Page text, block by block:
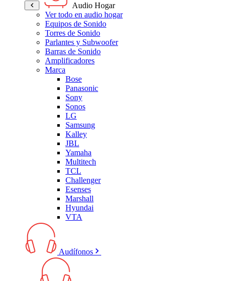
Audio Hogar
Ver todo en audio hogar
Equipos de Sonido
Torres de Sonido
Parlantes y Subwoofer
Barras de Sonido
Amplificadores
Marca
Bose
Panasonic
Sony
Sonos
LG
Samsung
Kalley
JBL
Yamaha
Multitech
TCL
Challenger
Esenses
Marshall
Hyundai
VTA
Audífonos